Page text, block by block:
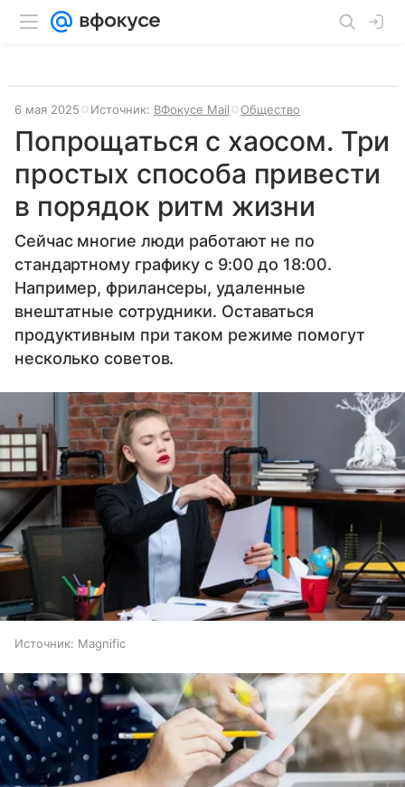
6 мая 2025 Источник: ВФокусе Mail Общество
Попрощаться с хаосом. Три
простых способа привести
в порядок ритм жизни
Сейчас многие люди работают не по
стандартному графику с 9:00 до 18:00.
Например, фрилансеры, удаленные
внештатные сотрудники. Оставаться
продуктивным при таком режиме помогут
несколько советов.
Источник: Magnific